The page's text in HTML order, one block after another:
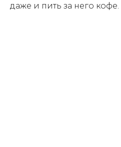
даже и пить за него кофе.